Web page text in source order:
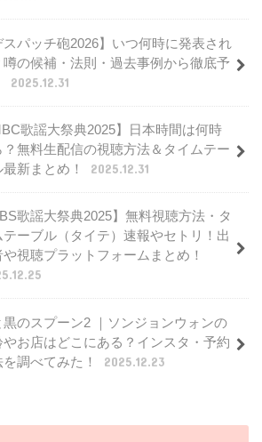
スパッチ砲2026】いつ何時に発表され
噂の候補・法則・過去事例から徹底予
2025.12.31
歌謡大祭典2025】日本時間は何時
？無料生配信の視聴方法＆タイムテー
最新まとめ！
2025.12.31
歌謡大祭典2025】無料視聴方法・タ
テーブル（タイテ）速報やセトリ！出
や視聴プラットフォームまとめ！
黒のスプーン2 ｜ソンジョンウォンの
やお店はどこにある？インスタ・予約
を調べてみた！
2025.12.23